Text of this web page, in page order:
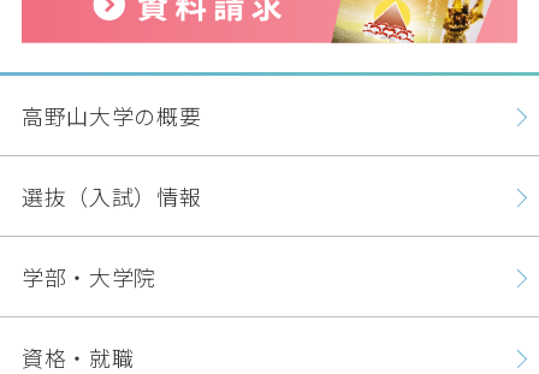
高野山大学の概要
選抜（入試）情報
学部・大学院
資格・就職